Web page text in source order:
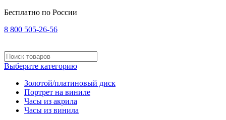
Бесплатно по России
8 800 505-26-56
Выберите категорию
Золотой/платиновый диск
Портрет на виниле
Часы из акрила
Часы из винила